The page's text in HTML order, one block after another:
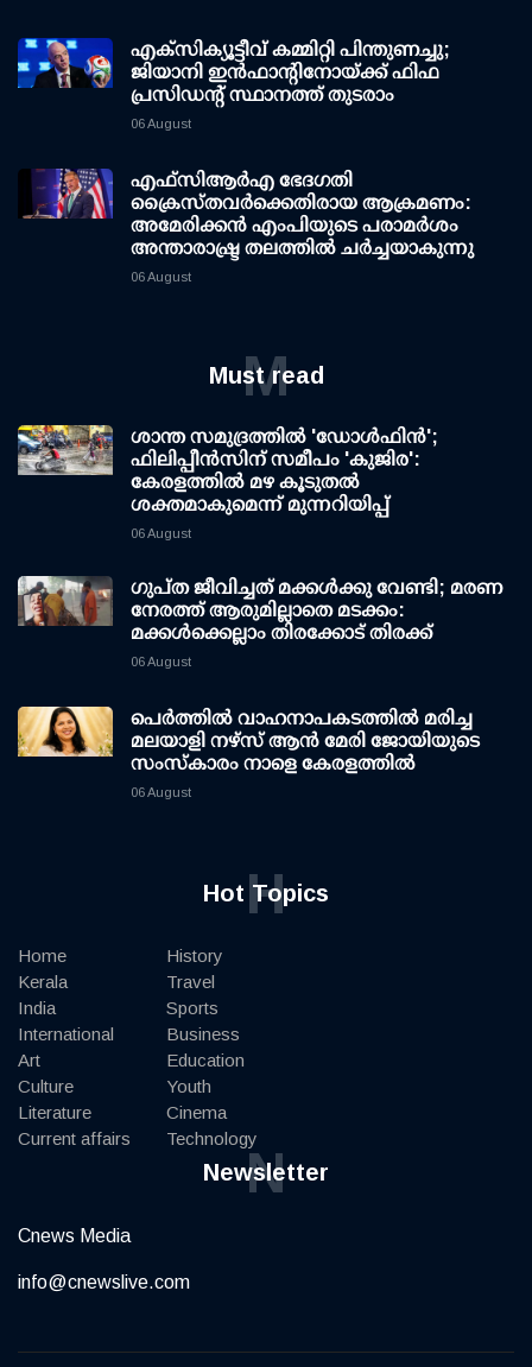
എക്സിക്യൂട്ടീവ് കമ്മിറ്റി പിന്തുണച്ചു;
ജിയാനി ഇന്‍ഫാന്റിനോയ്ക്ക് ഫിഫ
പ്രസിഡന്റ് സ്ഥാനത്ത് തുടരാം
06 August
എഫ്‌സി‌ആര്‍‌എ ഭേദഗതി
ക്രൈസ്തവർക്കെതിരായ ആക്രമണം:
അമേരിക്കൻ എംപിയുടെ പരാമർശം
അന്താരാഷ്ട്ര തലത്തിൽ ചർച്ചയാകുന്നു
06 August
Must read
M
ശാന്ത സമുദ്രത്തില്‍ 'ഡോള്‍ഫിന്‍';
ഫിലിപ്പീന്‍സിന് സമീപം 'കുജിര':
കേരളത്തില്‍ മഴ കൂടുതല്‍
ശക്തമാകുമെന്ന് മുന്നറിയിപ്പ്
06 August
ഗുപ്ത ജീവിച്ചത് മക്കള്‍ക്കു വേണ്ടി; മരണ
നേരത്ത് ആരുമില്ലാതെ മടക്കം:
മക്കള്‍ക്കെല്ലാം തിരക്കോട് തിരക്ക്
06 August
പെർത്തിൽ വാഹനാപകടത്തിൽ മരിച്ച
മലയാളി നഴ്സ് ആൻ മേരി ജോയിയുടെ
സംസ്കാരം നാളെ കേരളത്തിൽ
06 August
Hot Topics
H
Home
Kerala
India
International
Art
Culture
Literature
Current affairs
History
Travel
Sports
Business
Education
Youth
Cinema
Technology
Newsletter
N
Cnews Media
info@cnewslive.com